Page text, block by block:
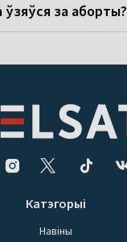
за аборты?
Катэгорыі
Навіны